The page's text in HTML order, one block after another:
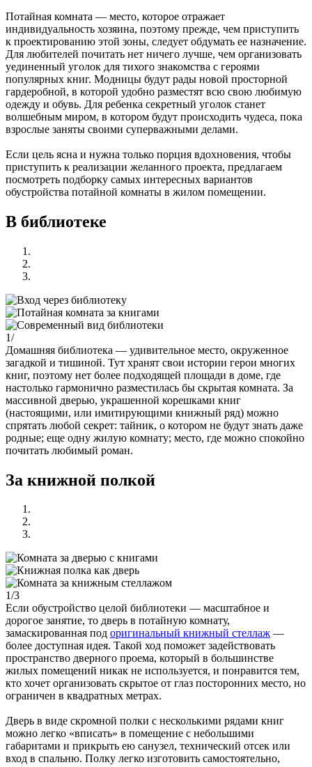
Потайная комната — место, которое отражает
индивидуальность хозяина, поэтому прежде, чем приступить
к проектированию этой зоны, следует обдумать ее назначение.
Для любителей почитать нет ничего лучше, чем организовать
уединенный уголок для тихого знакомства с героями
популярных книг. Модницы будут рады новой просторной
гардеробной, в которой удобно разместят всю свою любимую
одежду и обувь. Для ребенка секретный уголок станет
волшебным миром, в котором будут происходить чудеса, пока
взрослые заняты своими суперважными делами.
Если цель ясна и нужна только порция вдохновения, чтобы
приступить к реализации желанного проекта, предлагаем
посмотреть подборку самых интересных вариантов
обустройства потайной комнаты в жилом помещении.
В библиотеке
1/
Домашняя библиотека — удивительное место, окруженное
загадкой и тишиной. Тут хранят свои истории герои многих
книг, поэтому нет более подходящей площади в доме, где
настолько гармонично разместилась бы скрытая комната. За
массивной дверью, украшенной корешками книг
(настоящими, или имитирующими книжный ряд) можно
спрятать любой секрет: тайник, о котором не будут знать даже
родные; еще одну жилую комнату; место, где можно спокойно
почитать любимый роман.
За книжной полкой
1/3
Если обустройство целой библиотеки — масштабное и
дорогое занятие, то дверь в потайную комнату,
замаскированная под оригинальный книжный стеллаж —
более доступная идея. Такой ход поможет задействовать
пространство дверного проема, который в большинстве
жилых помещений никак не используется, и понравится тем,
кто хочет организовать скрытое от глаз посторонних место, но
ограничен в квадратных метрах.
Дверь в виде скромной полки с несколькими рядами книг
можно легко «вписать» в помещение с небольшими
габаритами и прикрыть ею санузел, технический отсек или
вход в спальню. Полку легко изготовить самостоятельно,